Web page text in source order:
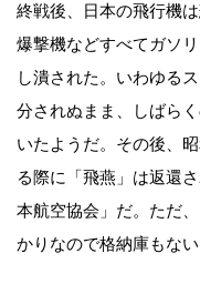
終戦後、日本の飛行機
爆撃機などすべてガソ
し潰された。いわゆる
分されぬまま、しばら
いたようだ。その後、
る際に「飛燕」は返還
本航空協会」だ。ただ
かりなので格納庫もな